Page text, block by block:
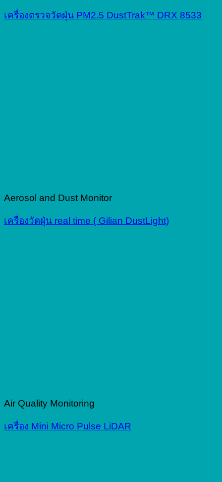
เครื่องตรวจวัดฝุ่น PM2.5 DustTrak™ DRX 8533
Aerosol and Dust Monitor
เครื่องวัดฝุ่น real time ( Gilian DustLight)
Air Quality Monitoring
เครื่อง Mini Micro Pulse LiDAR